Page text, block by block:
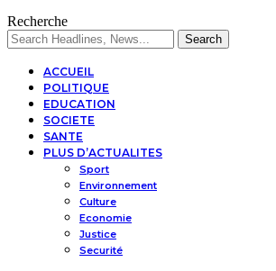
Recherche
ACCUEIL
POLITIQUE
EDUCATION
SOCIETE
SANTE
PLUS D’ACTUALITES
Sport
Environnement
Culture
Economie
Justice
Securité